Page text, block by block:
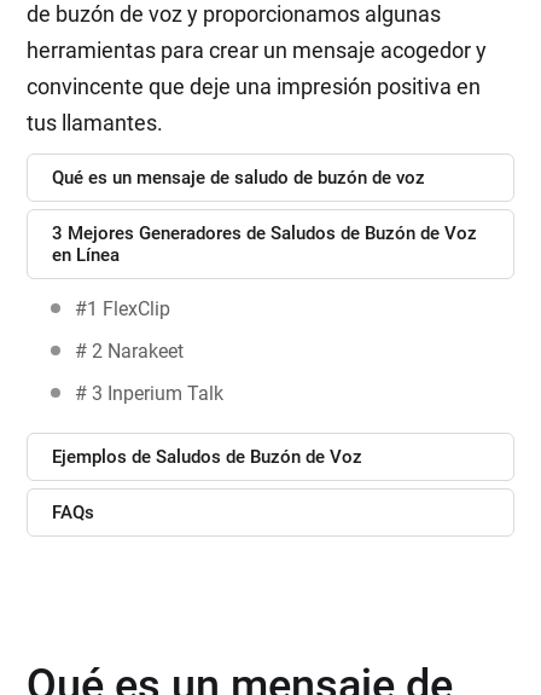
de buzón de voz y proporcionamos algunas
herramientas para crear un mensaje acogedor y
convincente que deje una impresión positiva en
tus llamantes.
Qué es un mensaje de saludo de buzón de voz
3 Mejores Generadores de Saludos de Buzón de Voz
en Línea
#1 FlexClip
# 2 Narakeet
# 3 Inperium Talk
Ejemplos de Saludos de Buzón de Voz
FAQs